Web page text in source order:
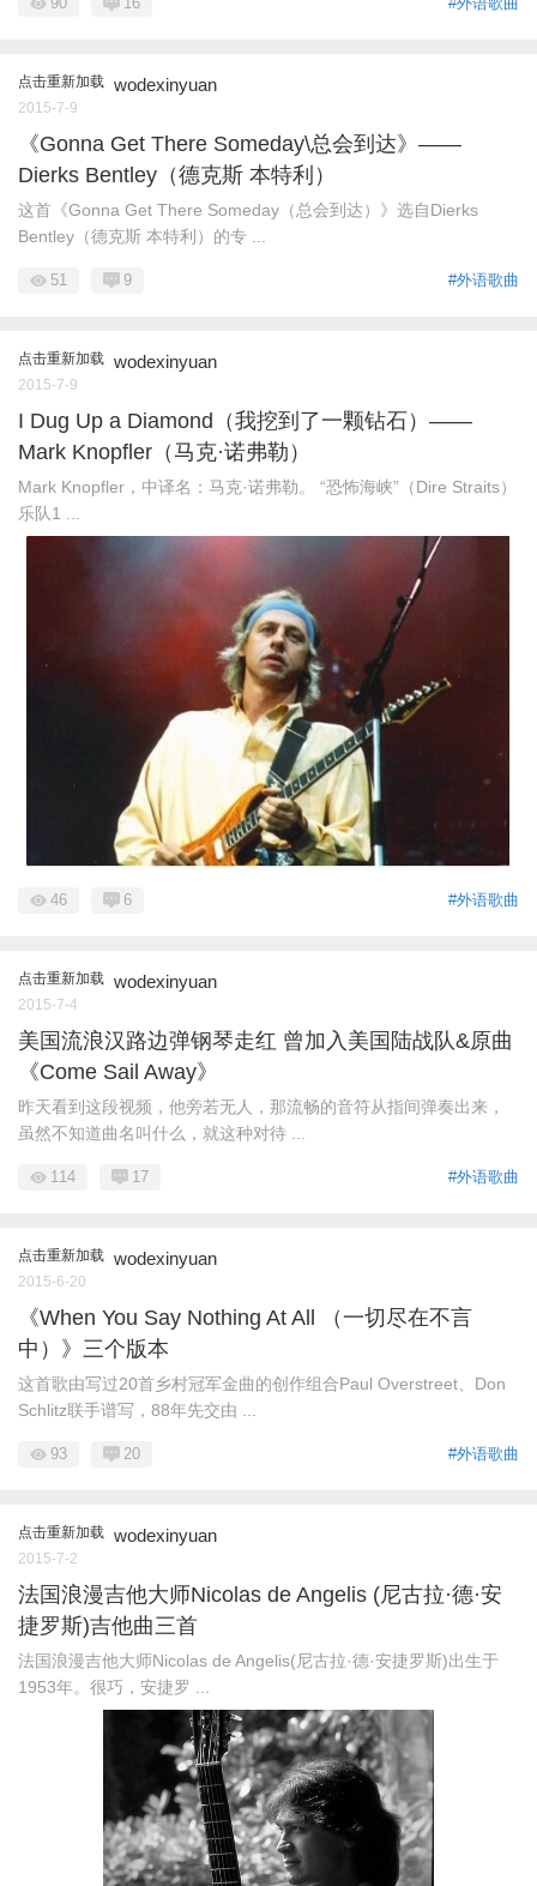
点击重新加载 wodexinyuan
2015-7-9
《Gonna Get There Someday\总会到达》——
Dierks Bentley（德克斯 本特利）
这首《Gonna Get There Someday（总会到达）》选自Dierks
Bentley（德克斯 本特利）的专 ...
#外语歌曲
51 9
点击重新加载 wodexinyuan
2015-7-9
I Dug Up a Diamond（我挖到了一颗钻石）——
Mark Knopfler（马克·诺弗勒）
Mark Knopfler，中译名：马克·诺弗勒。 “恐怖海峡”（Dire Straits）
乐队1 ...
#外语歌曲
46 6
点击重新加载 wodexinyuan
2015-7-4
美国流浪汉路边弹钢琴走红 曾加入美国陆战队&原曲
《Come Sail Away》
昨天看到这段视频，他旁若无人，那流畅的音符从指间弹奏出来，
虽然不知道曲名叫什么，就这种对待 ...
#外语歌曲
114 17
点击重新加载 wodexinyuan
2015-6-20
《When You Say Nothing At All （一切尽在不言
中）》三个版本
这首歌由写过20首乡村冠军金曲的创作组合Paul Overstreet、Don
Schlitz联手谱写，88年先交由 ...
#外语歌曲
93 20
点击重新加载 wodexinyuan
2015-7-2
法国浪漫吉他大师Nicolas de Angelis (尼古拉·德·安
捷罗斯)吉他曲三首
法国浪漫吉他大师Nicolas de Angelis(尼古拉·德·安捷罗斯)出生于
1953年。很巧，安捷罗 ...